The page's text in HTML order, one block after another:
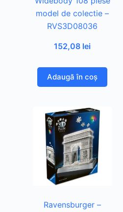
model de colectie –
RVS3D08036
152,08 lei
Adaugă în coș
Ravensburger –